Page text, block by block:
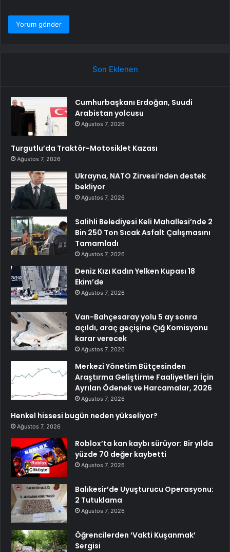
Son Eklenen
Cumhurbaşkanı Erdoğan, Suudi
Arabistan yolcusu
Ağustos 7, 2026
Turgutlu’da Traktör-Motosiklet Kazası
Ağustos 7, 2026
Ukrayna, NATO Zirvesi’nden destek
bekliyor
Ağustos 7, 2026
Salihli Belediyesi Keli Mahallesi’nde 2
Bin 250 Ton Sıcak Asfalt Çalışmasını
Tamamladı
Ağustos 7, 2026
Deniz Kızı Kadın Yelken Kupası 18
Ekim’de
Ağustos 7, 2026
Van-Bahçesaray yolu 5 ay sonra
açıldı, araç geçişine Çığ Komisyonu
karar verecek
Ağustos 7, 2026
Merkezi Yönetim Bütçesinden
Araştırma Geliştirme Faaliyetleri İçin
Ayrılan Ödenek ve Harcamalar, 2026
Ağustos 7, 2026
Henkel hissesi bugün neden yükseliyor?
Ağustos 7, 2026
Roblox’ta kan kaybı sürüyor: Bir yılda
yüzde 70 değer kaybetti
Ağustos 7, 2026
Balıkesir’de Uyuşturucu Operasyonu:
2 Tutuklama
Ağustos 7, 2026
Öğrencilerden ‘Vakti Kuşanmak’
Sergisi